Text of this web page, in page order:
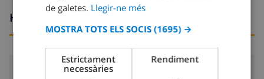
Hores d’arribada i sortida
Arribada:Des de 16:00 abans 21:00
CATALAN
de galetes. Llegir-ne més
MOSTRA TOTS ELS SOCIS (1695) →
Estrictament
necessàries
Rendiment